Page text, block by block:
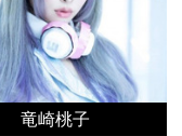
竜崎桃子